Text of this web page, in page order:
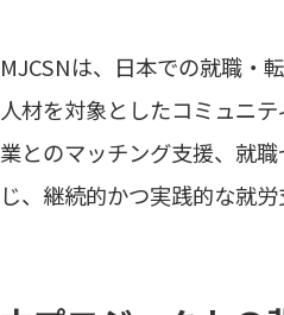
MJCSNは、日本での就職・
人材を対象としたコミュニ
業とのマッチング支援、就
じ、継続的かつ実践的な就労